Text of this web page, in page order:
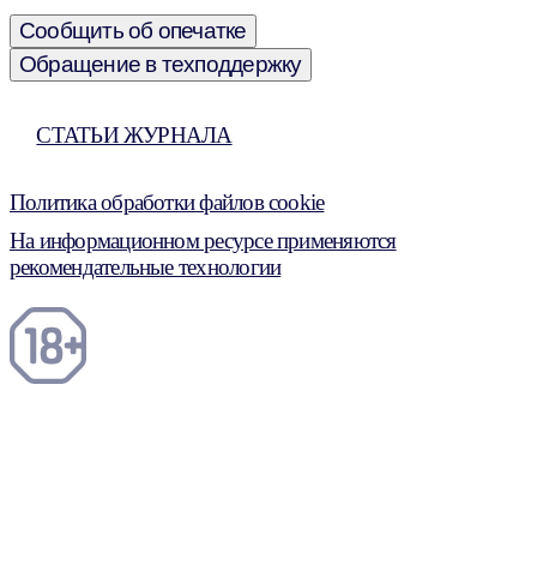
Сообщить об опечатке
Обращение в техподдержку
СТАТЬИ ЖУРНАЛА
Политика обработки файлов cookie
На информационном ресурсе применяются
рекомендательные технологии